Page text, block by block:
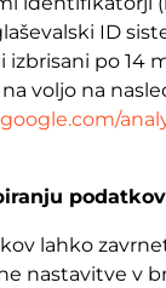
ID
izbrisani po 14
voljo na
podatkov
lahko
nastavitve v